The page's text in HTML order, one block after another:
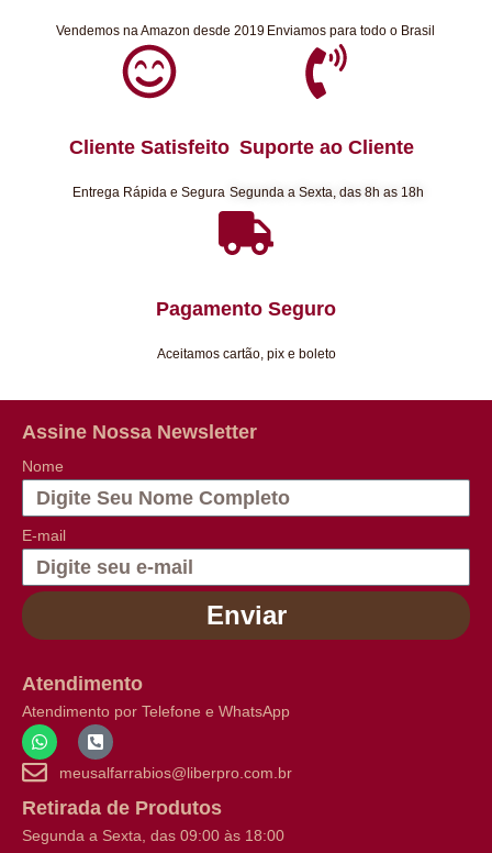
Vendemos na Amazon desde 2019 Enviamos para todo o Brasil
Cliente Satisfeito
Entrega Rápida e Segura
Suporte ao Cliente
Segunda a Sexta, das 8h as 18h
Pagamento Seguro
Aceitamos cartão, pix e boleto
Assine Nossa Newsletter
Nome
E-mail
Enviar
Atendimento
Atendimento por Telefone e WhatsApp
meusalfarrabios@liberpro.com.br
Retirada de Produtos
Segunda a Sexta, das 09:00 às 18:00